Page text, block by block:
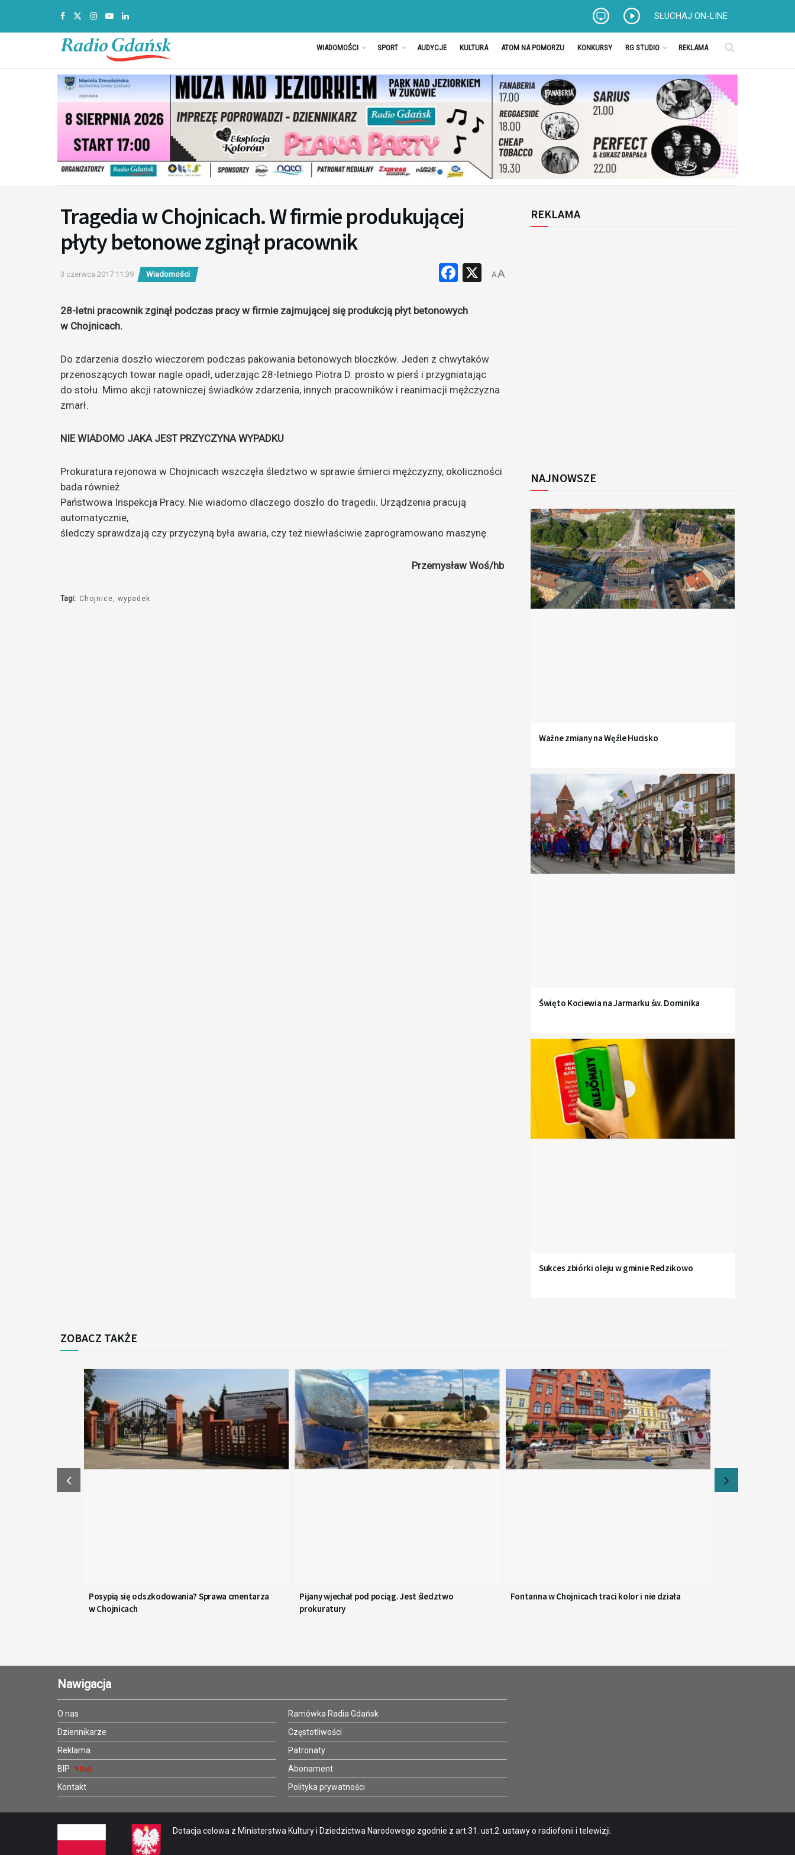
SŁUCHAJ ON-LINE
WIADOMOŚCI SPORT AUDYCJE KULTURA ATOM NA POMORZU KONKURSY RG STUDIO REKLAMA
Tragedia w Chojnicach. W firmie produkującej
płyty betonowe zginął pracownik
3 czerwca 2017 11:39 Wiadomości Facebook
X
AA
28-letni pracownik zginął podczas pracy w firmie zajmującej się produkcją płyt betonowych
w Chojnicach.
Do zdarzenia doszło wieczorem podczas pakowania betonowych bloczków. Jeden z chwytaków
przenoszących towar nagle opadł, uderzając 28-letniego Piotra D. prosto w pierś i przygniatając
do stołu. Mimo akcji ratowniczej świadków zdarzenia, innych pracowników i reanimacji mężczyzna
zmarł.
NIE WIADOMO JAKA JEST PRZYCZYNA WYPADKU
Prokuratura rejonowa w Chojnicach wszczęła śledztwo w sprawie śmierci mężczyzny, okoliczności
bada również
Państwowa Inspekcja Pracy. Nie wiadomo dlaczego doszło do tragedii. Urządzenia pracują
automatycznie,
śledczy sprawdzają czy przyczyną była awaria, czy też niewłaściwie zaprogramowano maszynę.
Przemysław Woś/hb
Tagi: Chojnice wypadek
REKLAMA
NAJNOWSZE
Ważne zmiany na Węźle Hucisko
Święto Kociewia na Jarmarku św. Dominika
Sukces zbiórki oleju w gminie Redzikowo
ZOBACZ TAKŻE
Posypią się odszkodowania? Sprawa cmentarza
w Chojnicach
Pijany wjechał pod pociąg. Jest śledztwo
prokuratury
Fontanna w Chojnicach traci kolor i nie działa
Nawigacja
O nas
Dziennikarze
Reklama
BIP
Kontakt
Ramówka Radia Gdańsk
Częstotliwości
Patronaty
Abonament
Polityka prywatności
Dotacja celowa z Ministerstwa Kultury i Dziedzictwa Narodowego zgodnie z art.31. ust.2. ustawy o radiofonii i telewizji.